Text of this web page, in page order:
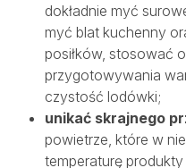
dokładnie myć
myć blat kuchenny
posiłków, stosować
przygotowywania
czystość lodówki;
unikać skrajnego
powietrze, które w
temperaturę